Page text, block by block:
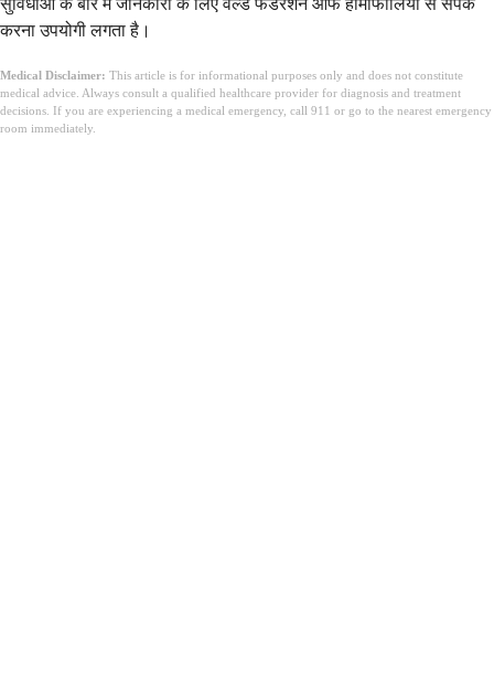
सुविधाओं के बारे में जानकारी के लिए वर्ल्ड फेडरेशन ऑफ हीमोफीलिया से संपर्क
करना उपयोगी लगता है।
Medical Disclaimer: This article is for informational purposes only and does not constitute
medical advice. Always consult a qualified healthcare provider for diagnosis and treatment
decisions. If you are experiencing a medical emergency, call 911 or go to the nearest emergency
room immediately.